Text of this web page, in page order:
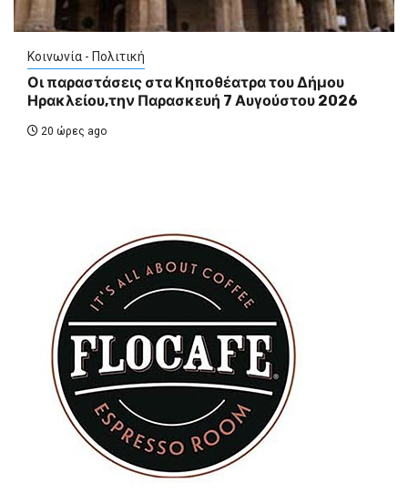
Κοινωνία - Πολιτική
Οι παραστάσεις στα Κηποθέατρα του Δήμου
Ηρακλείου,την Παρασκευή 7 Αυγούστου 2026
20 ώρες ago